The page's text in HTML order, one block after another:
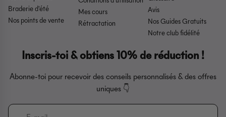
Braderie d'été
Nos points de vente
Mes cours
Rétractation
Avis
Nos Guides Gratuits
Notre club fidélité
Inscris-toi & obtiens 10% de réduction !
Abonne-toi pour recevoir des conseils personnalisés & des offres
uniques 👇​